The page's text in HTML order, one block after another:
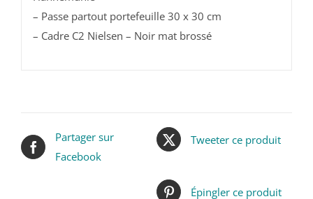
– Passe partout portefeuille 30 x 30 cm
– Cadre C2 Nielsen – Noir mat brossé
Partager sur
Facebook
Tweeter ce produit
Épingler ce produit